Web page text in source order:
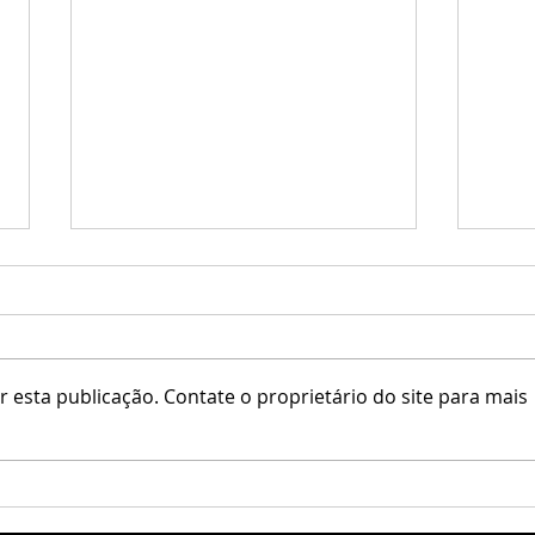
777
esta publicação. Contate o proprietário do site para mais